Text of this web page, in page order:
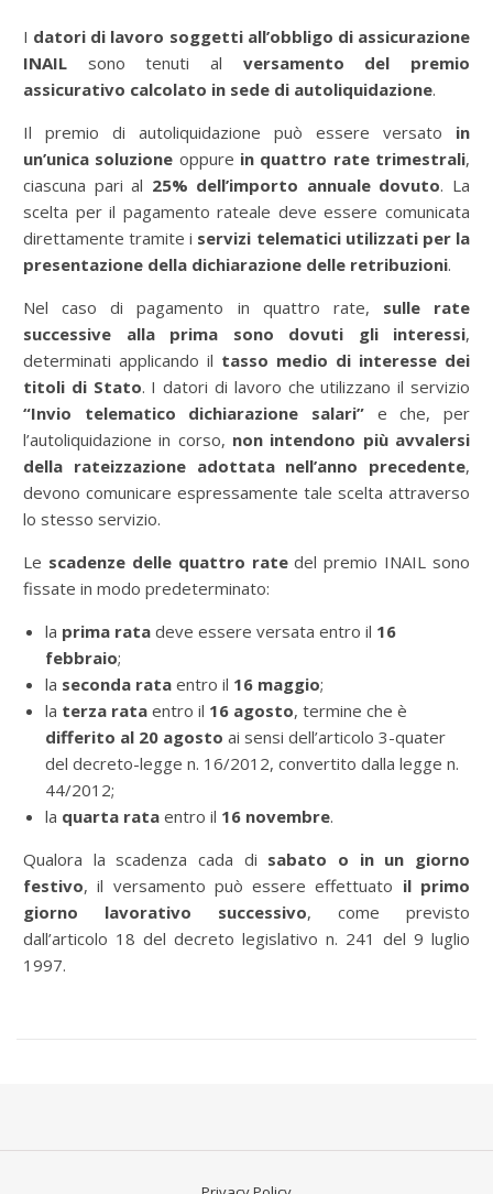
datori di lavoro soggetti all’obbligo di assicurazione
INAIL sono tenuti al versamento del premio
assicurativo calcolato in sede di autoliquidazione.
Il premio di autoliquidazione può essere versato in
un’unica soluzione oppure in quattro rate trimestrali,
ciascuna pari al 25% dell’importo annuale dovuto. La
scelta per il pagamento rateale deve essere comunicata
direttamente tramite i servizi telematici utilizzati per la
presentazione della dichiarazione delle retribuzioni.
Nel caso di pagamento in quattro rate, sulle rate
successive alla prima sono dovuti gli interessi,
determinati applicando il tasso medio di interesse dei
titoli di Stato. I datori di lavoro che utilizzano il servizio
“Invio telematico dichiarazione salari” e che, per
l’autoliquidazione in corso, non intendono più avvalersi
della rateizzazione adottata nell’anno precedente,
devono comunicare espressamente tale scelta attraverso
lo stesso servizio.
Le scadenze delle quattro ratedel premio INAIL sono
fissate in modo predeterminato:
la prima rata deve essere versata entro il 16
febbraio;
la seconda rata entro il 16 maggio;
la terza rata entro il 16 agosto, termine che è
differito al 20 agosto ai sensi dell’articolo 3-quater
del decreto-legge n. 16/2012, convertito dalla legge n.
44/2012;
la quarta rata entro il 16 novembre.
Qualora la scadenza cada di sabato o in un giorno
festivo, il versamento può essere effettuato il primo
giorno lavorativo successivo, come previsto
dall’articolo 18 del decreto legislativo n. 241 del 9 luglio
1997.